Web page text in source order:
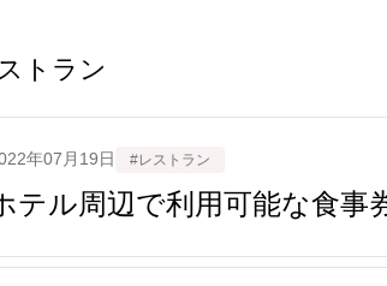
トラン
年07月19日 #レストラン
テル周辺で利用可能な食事